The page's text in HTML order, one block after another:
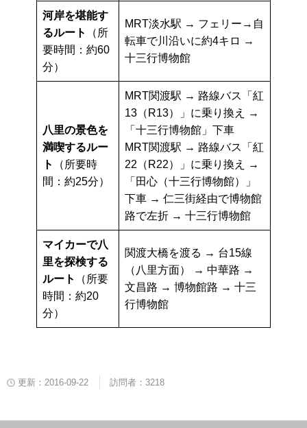
河岸を堪能す
るルート
（所
要時間：約60
分）
MRT淡水駅 → フェリー→自
転車で川沿いに約4キロ →
十三行博物館
八里の景色を
満喫するルー
ト
（所要時
間：約25分）
MRT関渡駅 → 路線バス「紅
13（R13）」に乗り換え →
「十三行博物館」下車
MRT関渡駅 → 路線バス「紅
22（R22）」に乗り換え →
「田心（十三行博物館）」
下車 → 仁三街経由で博物館
路で左折 → 十三行博物館
マイカーで八
里を探検する
ルート
（所要
時間：約20
分）
関渡大橋を渡る → 台15線
（八里方面） → 中華路 →
文昌路 → 博物館路 → 十三
行博物館
更新：2016-09-22 訪問者：3218